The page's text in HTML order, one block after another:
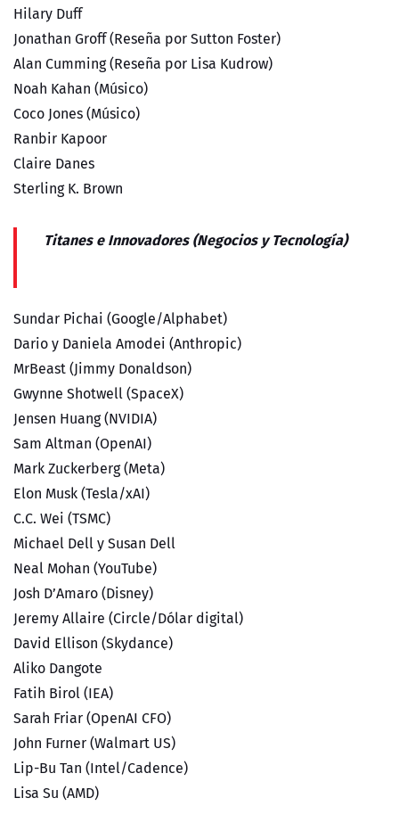
Hilary Duff
Jonathan Groff (Reseña por Sutton Foster)
Alan Cumming (Reseña por Lisa Kudrow)
Noah Kahan (Músico)
Coco Jones (Músico)
Ranbir Kapoor
Claire Danes
Sterling K. Brown
Titanes e Innovadores (Negocios y Tecnología)
Sundar Pichai (Google/Alphabet)
Dario y Daniela Amodei (Anthropic)
MrBeast (Jimmy Donaldson)
Gwynne Shotwell (SpaceX)
Jensen Huang (NVIDIA)
Sam Altman (OpenAI)
Mark Zuckerberg (Meta)
Elon Musk (Tesla/xAI)
C.C. Wei (TSMC)
Michael Dell y Susan Dell
Neal Mohan (YouTube)
Josh D’Amaro (Disney)
Jeremy Allaire (Circle/Dólar digital)
David Ellison (Skydance)
Aliko Dangote
Fatih Birol (IEA)
Sarah Friar (OpenAI CFO)
John Furner (Walmart US)
Lip-Bu Tan (Intel/Cadence)
Lisa Su (AMD)